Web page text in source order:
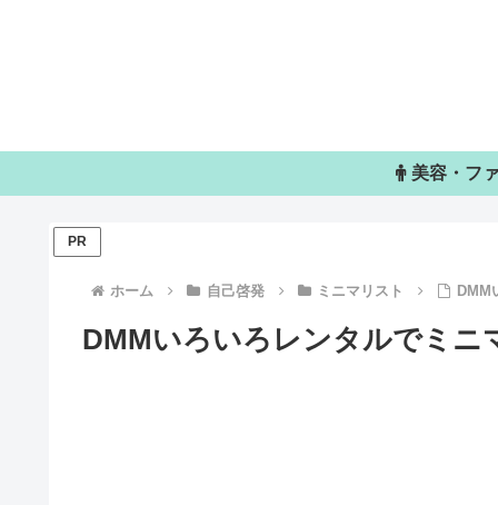
美容・フ
ホーム 自己啓発 ミニマリスト DMM
PR
DMMいろいろレンタルでミニ